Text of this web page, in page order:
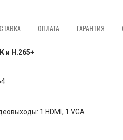
ОПЛАТА ГАРАНТИЯ
и H.265+
1 HDMI, 1 VGA